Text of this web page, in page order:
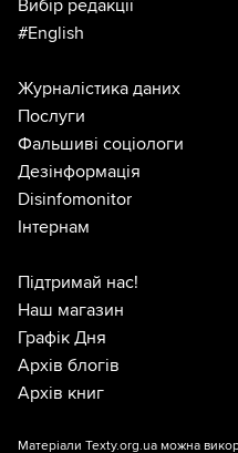
Вибір редакції
#English
Журналістика даних
Послуги
Фальшиві соціологи
Дезінформація
Disinfomonitor
Інтернам
Підтримай нас!
Наш магазин
Графік Дня
Архів блогів
Архів книг
Матеріали Texty.org.ua можна